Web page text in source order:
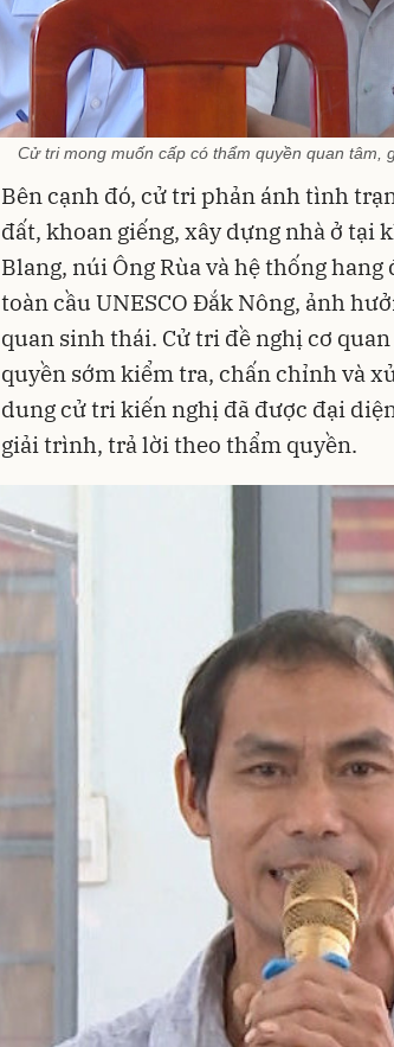
Cử tri mong muốn cấp có thẩm quyền quan tâm,
Bên cạnh đó, cử tri phản ánh tình
đất, khoan giếng, xây dựng nhà ở tại
Blang, núi Ông Rùa và hệ thống
toàn cầu UNESCO Đắk Nông, ảnh
quan sinh thái. Cử tri đề nghị cơ
quyền sớm kiểm tra, chấn chỉnh và
dung cử tri kiến nghị đã được đại
giải trình, trả lời theo thẩm quyền.